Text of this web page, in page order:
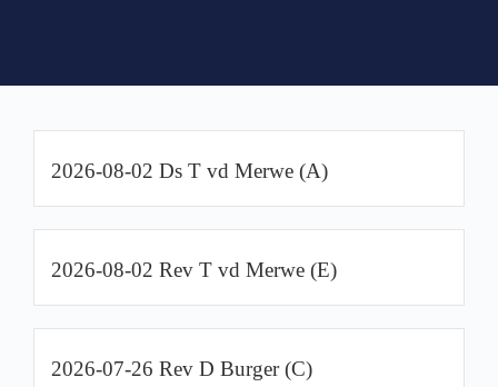
2026-08-02 Ds T vd Merwe (A)
2026-08-02 Rev T vd Merwe (E)
2026-07-26 Rev D Burger (C)